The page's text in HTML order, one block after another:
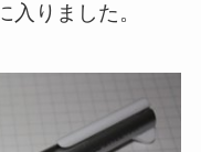
りました。